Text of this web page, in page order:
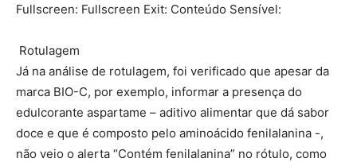
Fullscreen: Fullscreen Exit: Conteúdo Sensível:
Rotulagem
Já na análise de rotulagem, foi verificado que apesar da
marca BIO-C, por exemplo, informar a presença do
edulcorante aspartame – aditivo alimentar que dá sabor
doce e que é composto pelo aminoácido fenilalanina -,
não veio o alerta “Contém fenilalanina” no rótulo, como